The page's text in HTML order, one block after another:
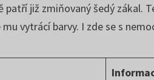
již zmiňovaný šedý zákal.
vytrácí barvy. I zde se s